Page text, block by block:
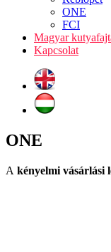
ONE
FCI
Magyar
Kapcsolat
ONE
A kényelmi vásárlási